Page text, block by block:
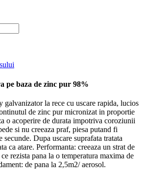
pe baza de zinc pur 98%
galvanizator la rece cu uscare rapida, lucios
de zinc pur micronizat in proportie
o acoperire de durata impotriva coroziunii
si nu creeaza praf, piesa putand fi
Dupa uscare suprafata tratata
ca atare. Performanta: creeaza un strat de
rezista pana la o temperatura maxima de
de pana la 2,5m2/ aerosol.